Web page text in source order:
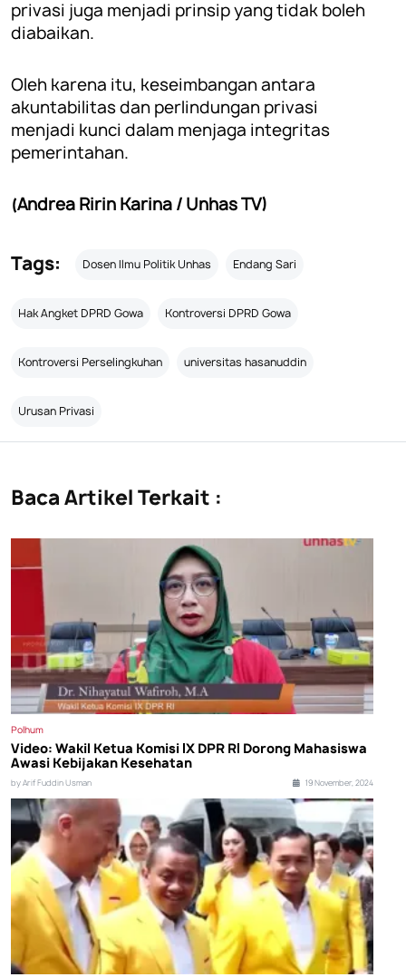
privasi juga menjadi prinsip yang tidak boleh
diabaikan.
Oleh karena itu, keseimbangan antara
akuntabilitas dan perlindungan privasi
menjadi kunci dalam menjaga integritas
pemerintahan.
(Andrea Ririn Karina / Unhas TV)
Tags: Dosen Ilmu Politik Unhas Endang Sari
Hak Angket DPRD Gowa Kontroversi DPRD Gowa
Kontroversi Perselingkuhan universitas hasanuddin
Urusan Privasi
Baca Artikel Terkait :
Polhum
Video: Wakil Ketua Komisi IX DPR RI Dorong Mahasiswa
Awasi Kebijakan Kesehatan
by Arif Fuddin Usman 19 November, 2024